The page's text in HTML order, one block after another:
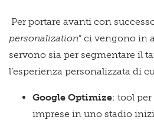
Per portare avanti con
personalization” ci vengono in
servono sia per segmentare il
l’esperienza personalizzata di
Google Optimize: tool
imprese in uno stadio